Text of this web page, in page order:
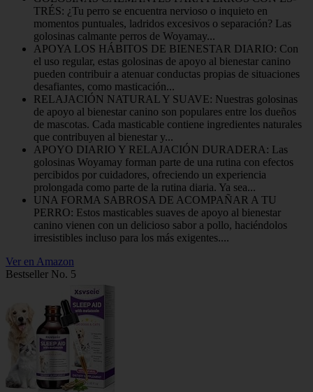
TRÉS: ¿Tu perro se encuentra nervioso o inquieto en
momentos puntuales, ladridos excesivos o separación? Las
golosinas calmante perros de Woyamay...
APOYA LOS HÁBITOS DE BIENESTAR DIARIO: Con
el uso regular, estas golosinas de apoyo al bienestar canino
pueden contribuir a atenuar conductas propias de situaciones
desafiantes, como masticación...
RELAJACIÓN NATURAL Y SUAVE: Nuestras golosinas
de apoyo al bienestar canino son populares entre los dueños
de mascotas. Cada masticable contiene ingredientes naturales
que contribuyen al bienestar y...
APOYO DIARIO Y RELAJACIÓN DURADERA: Las
golosinas Woyamay forman parte de una rutina con efectos
percibidos por cuidadores, ofreciendo un experiencia
prolongada como parte de la rutina diaria. Ya sea...
UNA FORMA SABROSA DE ACOMPAÑAR A TU
PERRO: Estos masticables suaves de apoyo al bienestar
canino vienen con un delicioso sabor a pollo, haciéndolos
irresistibles incluso para los más exigentes....
Ver en Amazon
Bestseller No. 5